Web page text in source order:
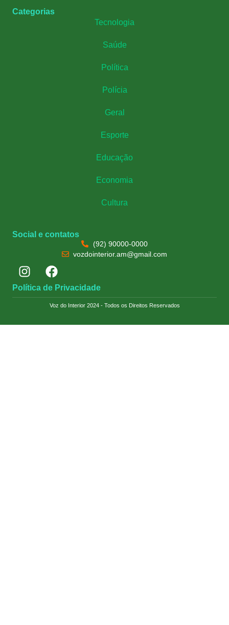
Categorias
Tecnologia
Saúde
Política
Polícia
Geral
Esporte
Educação
Economia
Cultura
Social e contatos
(92) 90000-0000
vozdointerior.am@gmail.com
Política de Privacidade
Voz do Interior 2024 - Todos os Direitos Reservados